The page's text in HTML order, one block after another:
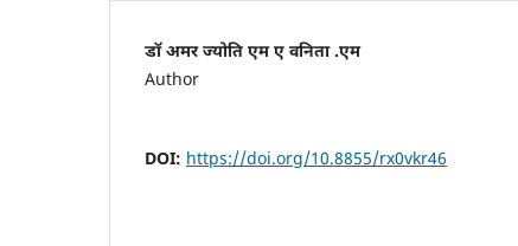
डॉ अमर ज्योति एम ए वनिता .एम
Author
DOI: https://doi.org/10.8855/rx0vkr46